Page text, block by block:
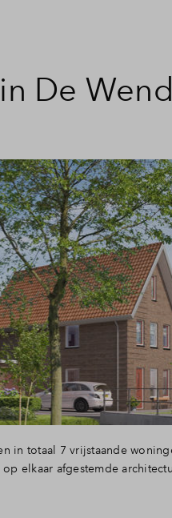
De
in totaal 7 vrijstaande
elkaar afgestemde